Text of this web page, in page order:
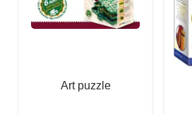
Art puzzle